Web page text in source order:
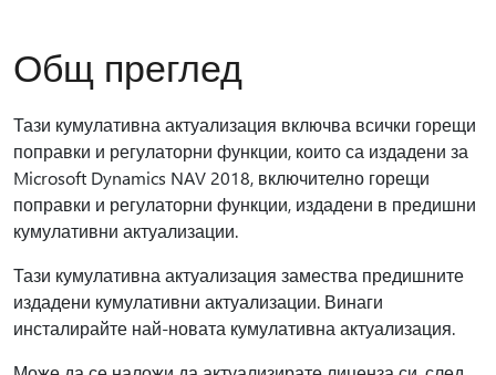
Общ преглед
Тази кумулативна актуализация включва всички горещи
поправки и регулаторни функции, които са издадени за
Microsoft Dynamics NAV 2018, включително горещи
поправки и регулаторни функции, издадени в предишни
кумулативни актуализации.
Тази кумулативна актуализация замества предишните
издадени кумулативни актуализации. Винаги
инсталирайте най-новата кумулативна актуализация.